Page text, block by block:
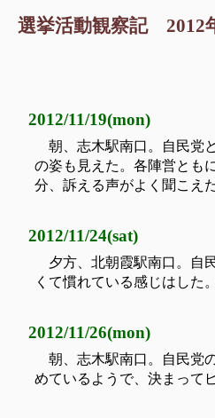
選挙活動観察記 2012
2012/11/19(mon)
朝、志木駅南口。自民党
の姿も見えた。各陣営とも
分、訴える声がよく聞こえた
2012/11/24(sat)
夕方、北朝霞駅南口。自
くて慣れている感じはした
2012/11/26(mon)
朝、志木駅南口。自民党
めているようで、決まって